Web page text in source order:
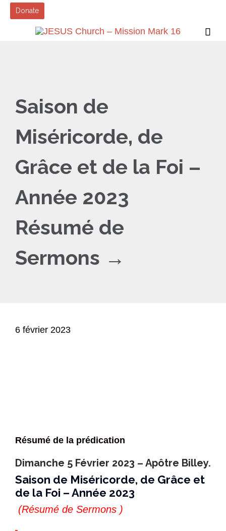
Donate

Saison de
Miséricorde, de
Grâce et de la Foi –
Année 2023
Résumé de
Sermons →
6 février 2023
Résumé de la prédication
Dimanche 5 Février 2023 – Apôtre Billey.
Saison de Miséricorde, de Grâce et
de la Foi – Année 2023
(Résumé de Sermons )